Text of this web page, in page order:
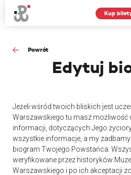
Kup
Powrót
Edytuj
Jeżeli wśród twoich bliskich jest
Warszawskiego tu masz możliwość
informacji, dotyczących Jego
wszystkie informacje, a my
biogram Twojego Powstańca.
weryfikowane przez historyków
Warszawskiego i po ich akceptacji